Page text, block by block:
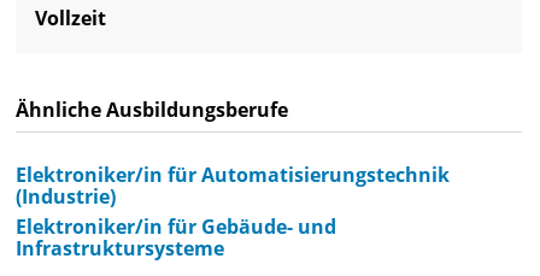
Vollzeit
Ähnliche Ausbildungsberufe
Elektroniker/in für Automatisierungstechnik
(Industrie)
Elektroniker/in für Gebäude- und
Infrastruktursysteme